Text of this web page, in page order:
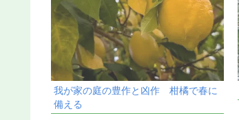
我が家の庭の豊作と凶作 柑橘で春に
備える